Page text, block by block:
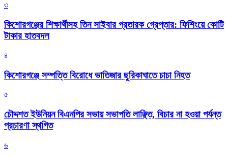
৩
কিশোরগঞ্জের শিক্ষার্থীসহ তিন সাইবার প্রতারক গ্রেপ্তার: ফিশিংয়ে কোটি
টাকার হাতবদল
৪
কিশোরগঞ্জে সম্পত্তি বিরোধে ভাতিজার ছুরিকাঘাতে চাচা নিহত
৫
চৌদ্দশত ইউনিয়ন বিএনপির সভায় সভাপতি লাঞ্ছিত, বিচার না হওয়া পর্যন্ত
প্রচারণা স্থগিত
৬